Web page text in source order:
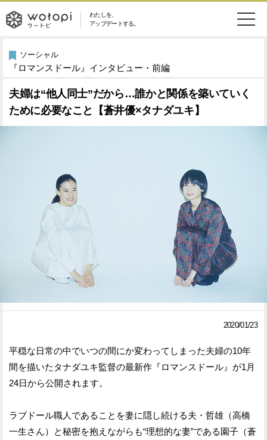
わたしを、
アップデートする。
wotopi
-
ウ
ー
メ
ュ
ー
恋愛・結婚
美容・コスメ 妊娠・出産
健康 ワークスタイル
SDGs
アイテム
ェ
ア
る
ェ
る
ソーシャル
『ロマンスドール』インタビュー・前編
夫婦は“他人同士”だから…誰かと関係を築いていく
ために必要なこと【蒼井優×タナダユキ】
2020/01/23
平穏な日常の中でいつの間にか変わってしまった夫婦の10年
間を描いたタナダユキ監督の最新作『ロマンスドール』が1月
24日から公開されます。
ラブドール職人であることを妻に隠し続ける夫・哲雄（高橋
一生さん）と秘密を抱えながらも“理想的な妻”である園子（蒼